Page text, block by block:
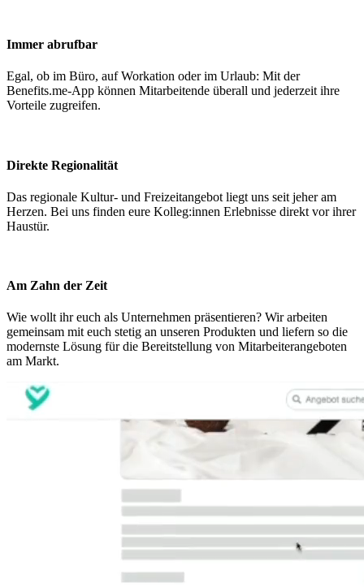
Immer abrufbar
Egal, ob im Büro, auf Workation oder im Urlaub: Mit der
Benefits.me-App können Mitarbeitende überall und jederzeit ihre
Vorteile zugreifen.
Direkte Regionalität
Das regionale Kultur- und Freizeitangebot liegt uns seit jeher am
Herzen. Bei uns finden eure Kolleg:innen Erlebnisse direkt vor ihrer
Haustür.
Am Zahn der Zeit
Wie wollt ihr euch als Unternehmen präsentieren? Wir arbeiten
gemeinsam mit euch stetig an unseren Produkten und liefern so die
modernste Lösung für die Bereitstellung von Mitarbeiterangeboten
am Markt.